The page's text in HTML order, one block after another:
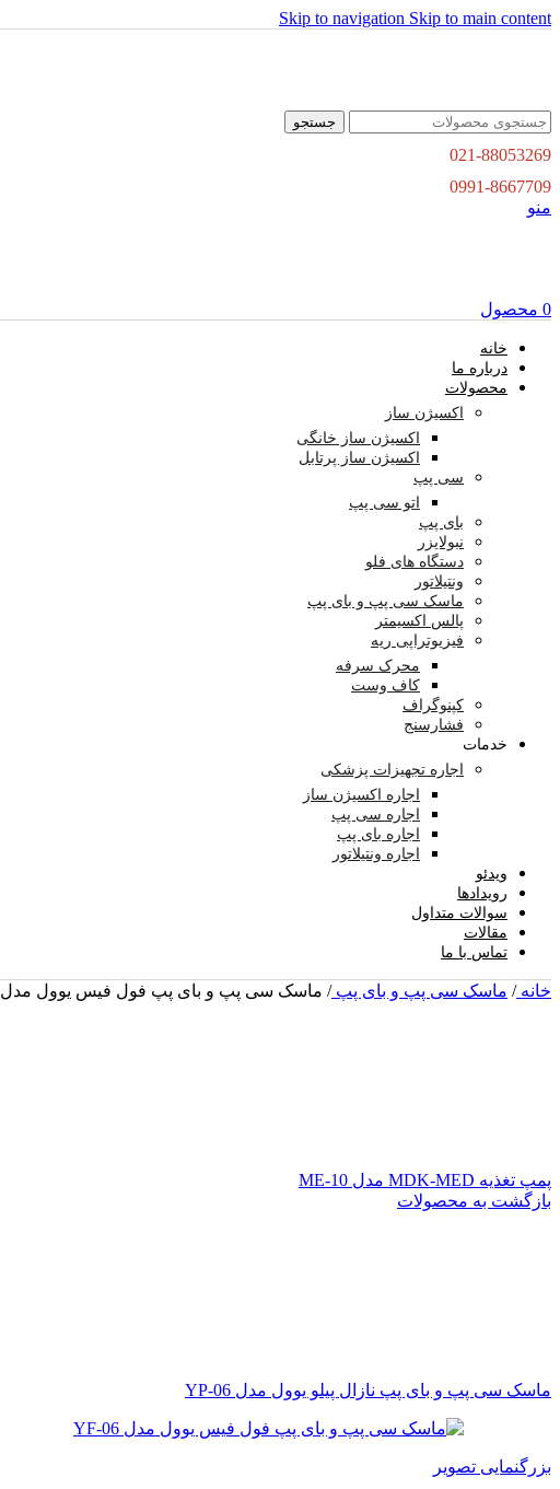
Skip to navigation Skip to main content
جستجو
021-88053269
0991-8667709
منو
0 محصول
خانه
درباره ما
محصولات
اکسیژن ساز
اکسیژن ساز خانگی
اکسیژن ساز پرتابل
سی پپ
اتو سی پپ
بای پپ
نبولایزر
دستگاه های فلو
ونتیلاتور
ماسک سی پپ و بای پپ
پالس اکسیمتر
فیزیوتراپی ریه
محرک سرفه
کاف وست
کپنوگراف
فشارسنج
خدمات
اجاره تجهیزات پزشکی
اجاره اکسیژن ساز
اجاره سی پپ
اجاره بای پپ
اجاره ونتیلاتور
ویدئو
رویدادها
سوالات متداول
مقالات
تماس با ما
خانه/ ماسک سی پپ و بای پپ/ ماسک سی پپ و بای پپ فول فیس یوول مدل YF-06
پمپ تغذیه MDK-MED مدل ME-10
بازگشت به محصولات
ماسک سی پپ و بای پپ نازال پیلو یوول مدل YP-06
بزرگنمایی تصویر